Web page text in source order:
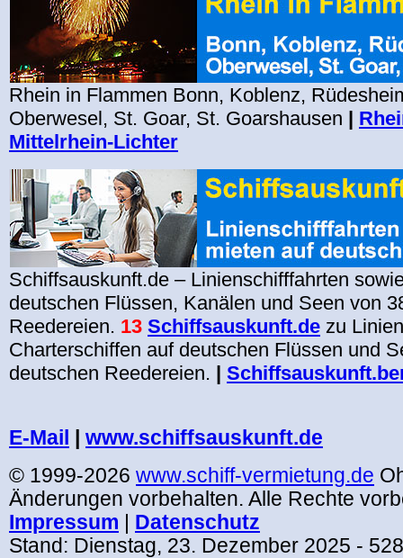
Rhein in Flammen Bonn, Koblenz,
Oberwesel, St. Goar, St. Goarshausen |
Mittelrhein-Lichter
Schiffsauskunft.de – Linienschifffahrten
deutschen Flüssen, Kanälen und Seen von
Reedereien. 13 Schiffsauskunft.de zu
Charterschiffen auf deutschen Flüssen und
deutschen Reedereien. |
E-Mail
www.schiffsauskunft.de
© 1999-2026 www.schiff-vermietung.de
Änderungen vorbehalten. Alle Rechte
Impressum
Datenschutz
Stand: Dienstag, 23. Dezember 2025 -